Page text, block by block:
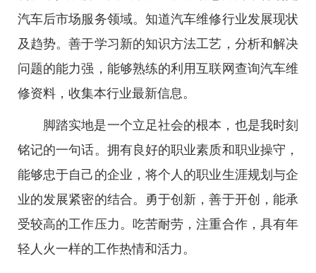
汽车后市场服务领域。知道汽车维修行业发展现状
及趋势。善于学习新的知识方法工艺，分析和解决
问题的能力强，能够熟练的利用互联网查询汽车维
修资料，收集本行业最新信息。
脚踏实地是一个立足社会的根本，也是我时刻
铭记的一句话。拥有良好的职业素质和职业操守，
能够忠于自己的企业，将个人的职业生涯规划与企
业的发展紧密的结合。勇于创新，善于开创，能承
受较高的工作压力。吃苦耐劳，注重合作，具有年
轻人火一样的工作热情和活力。